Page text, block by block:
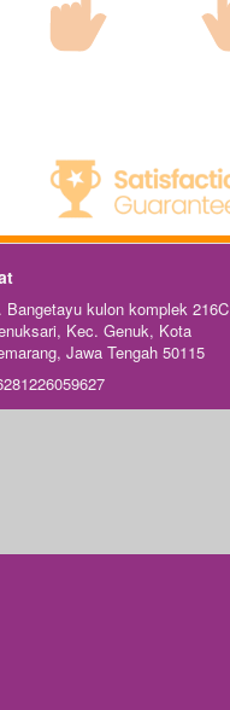
Bangetayu kulon komplek 216C
Kec. Genuk, Kota
Jawa Tengah 50115